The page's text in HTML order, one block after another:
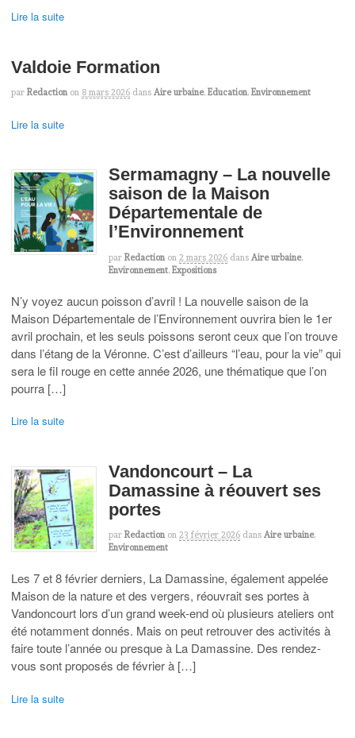
Lire la suite
Valdoie Formation
par Redaction on 8 mars 2026 dans Aire urbaine, Education, Environnement
Lire la suite
Sermamagny – La nouvelle
saison de la Maison
Départementale de
l’Environnement
par Redaction on 2 mars 2026 dans Aire urbaine,
Environnement, Expositions
N’y voyez aucun poisson d’avril ! La nouvelle saison de la
Maison Départementale de l’Environnement ouvrira bien le 1er
avril prochain, et les seuls poissons seront ceux que l’on trouve
dans l’étang de la Véronne. C’est d’ailleurs “l’eau, pour la vie” qui
sera le fil rouge en cette année 2026, une thématique que l’on
pourra […]
Lire la suite
Vandoncourt – La
Damassine à réouvert ses
portes
par Redaction on 23 février 2026 dans Aire urbaine,
Environnement
Les 7 et 8 février derniers, La Damassine, également appelée
Maison de la nature et des vergers, réouvrait ses portes à
Vandoncourt lors d’un grand week-end où plusieurs ateliers ont
été notamment donnés. Mais on peut retrouver des activités à
faire toute l’année ou presque à La Damassine. Des rendez-
vous sont proposés de février à […]
Lire la suite